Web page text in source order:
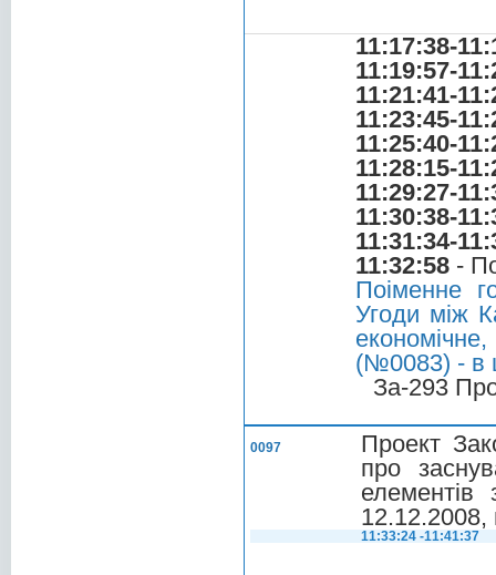
11:17:38-
11:19:57-
11:21:41-
11:23:45-
11:25:40-
11:28:15-
11:29:27-
11:30:38-
11:31:34-
11:32:58 -
Поіменне
Угоди між
(№0083) - в
За-293
0097
Проект
про
12.12.2008,
11:33:24 -11:41:37